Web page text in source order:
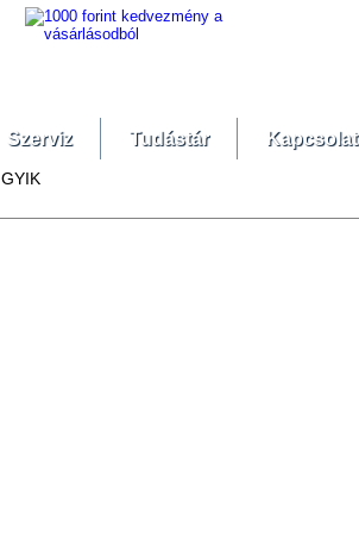
Szerviz Tudástár Kapcsolat
GYIK